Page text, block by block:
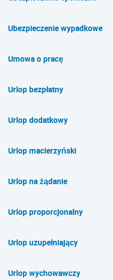
Ubezpieczenie wypadkowe
Umowa o pracę
Urlop bezpłatny
Urlop dodatkowy
Urlop macierzyński
Urlop na żądanie
Urlop proporcjonalny
Urlop uzupełniający
Urlop wychowawczy